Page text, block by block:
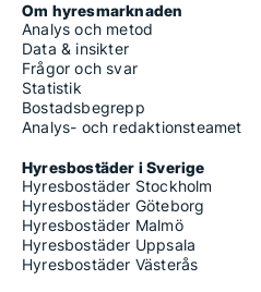
Om hyresmarknaden
Analys och metod
Data & insikter
Frågor och svar
Statistik
Bostadsbegrepp
Analys- och redaktionsteamet
Hyresbostäder i Sverige
Hyresbostäder Stockholm
Hyresbostäder Göteborg
Hyresbostäder Malmö
Hyresbostäder Uppsala
Hyresbostäder Västerås